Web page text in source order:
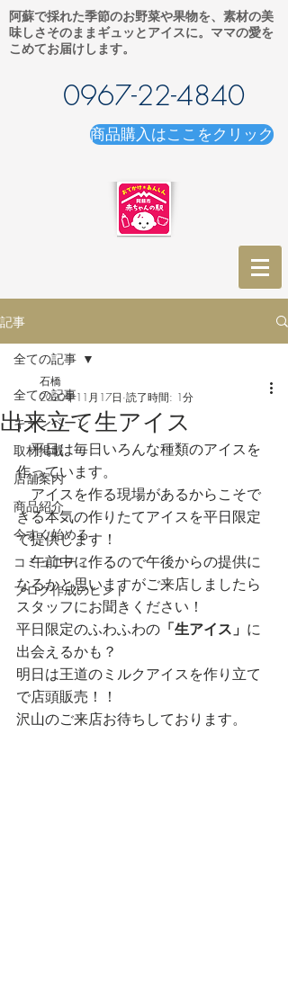
阿蘇で採れた季節のお野菜や果物を、素材の美
味しさそのままギュッとアイスに。ママの愛を
こめてお届けします。
0967-22-4840
商品購入はここをクリック
記事
全ての記事
キャンペーン
取材掲載
店舗案内
商品紹介
今すぐ始める
コミュニティ
ブログ作成のヒント
全ての記事
出来立て生アイス
石橋
2020年11月17日 読了時間: 1分
平日は毎日いろんな種類のアイスを
作っています。
アイスを作る現場があるからこそで
きる本気の作りたてアイスを平日限定
で提供します！
午前中に作るので午後からの提供に
なるかと思いますがご来店しましたら
スタッフにお聞きください！
平日限定のふわふわの 「生アイス」 に
出会えるかも？
明日は王道のミルクアイスを作り立て
で店頭販売！！
沢山のご来店お待ちしております。